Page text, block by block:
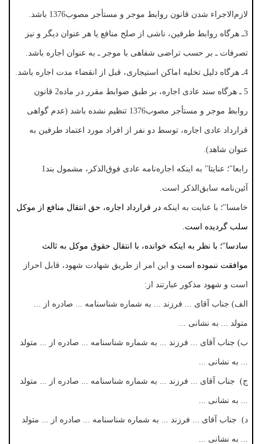
لازم‌الاجراء شدن قانون روابط موجر و مستأجر مصوب1376 باشد.
3ـ هرگاه روابط طرفین، ناشی از صلح منافع یا هر عنوان دیگر و نیز
تصرفات ـ بر حسب تراضی شفاهی با موجر ـ به عنوان اجاره باشد.
4ـ هرگاه دلیل تخلیه اماکن استیجاری، قبل از انقضاء مدت اجاره باشد.
5 ـ هرگاه سند عادی اجاره، بر طبق ضوابط مقرر در ماده2 قانون
روابط موجر و مستأجر مصوب1376 تنظیم نشده باشد (عدم گواهی
قرارداد عادی اجاره، توسط دو نفر از افراد مورد اعتماد طرفین به
عنوان شاهد).
رابعا"؛ عنایتا" به اینکه اجاره‌نامه عادی فوق‌الذکر، مشمول بند1
آئین‌نامه سابق‌الذکر است.
خامسا"؛ با عنایت به اینکه در قرارداد اجاره، حق انتقال منافع از موکل
سلب گردیده است.
سادسا"؛ با نظر به اینکه خوانده، با انتقال حقوق موکل به ثالث
موافقت ننموده است و این امر از طریق شهادت شهود، قابل احراز
است و شهود مذکور عبارتند از:
الف) جناب آقای ... فرزند ... به شماره شناسنامه ... صادره از ...
متولد ... به نشانی ...
ب) جناب آقای ... فرزند ... به شماره شناسنامه ... صادره از ... متولد
... به نشانی ...
ج) جناب آقای ... فرزند ... به شماره شناسنامه ... صادره از ... متولد
... به نشانی ...
د) جناب آقای ... فرزند ... به شماره شناسنامه ... صادره از ... متولد
... به نشانی ...